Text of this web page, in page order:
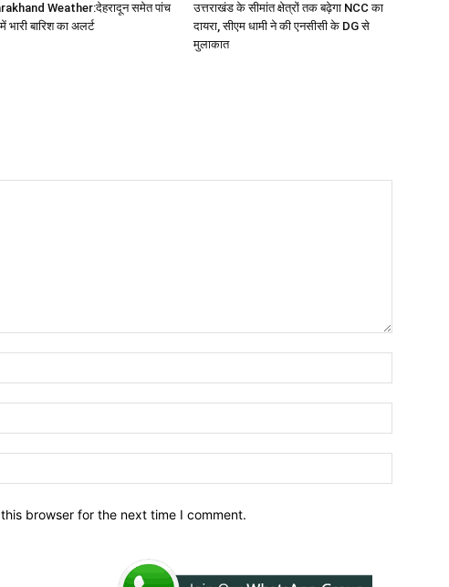
Weather:देहरादून समेत पांच
भारी बारिश का अलर्ट
उत्तराखंड के सीमांत क्षेत्रों तक बढ़ेगा NCC का
दायरा, सीएम धामी ने की एनसीसी के DG से
मुलाकात
browser for the next time I comment.